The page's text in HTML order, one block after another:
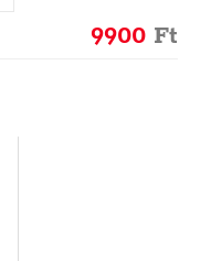
9900 Ft